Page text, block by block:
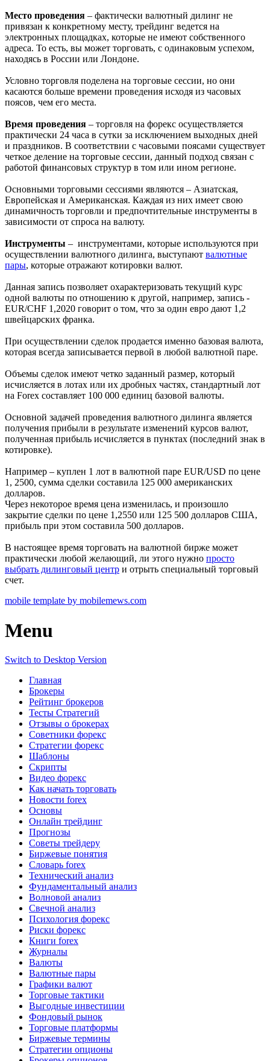
Место проведения – фактически валютный дилинг не
привязан к конкретному месту, трейдинг ведется на
электронных площадках, которые не имеют собственного
адреса. То есть, вы может торговать, с одинаковым успехом,
находясь в России или Лондоне.
Условно торговля поделена на торговые сессии, но они
касаются больше времени проведения исходя из часовых
поясов, чем его места.
Время проведения – торговля на форекс осуществляется
практически 24 часа в сутки за исключением выходных дней
и праздников. В соответствии с часовыми поясами существует
четкое деление на торговые сессии, данный подход связан с
работой финансовых структур в том или ином регионе.
Основными торговыми сессиями являются – Азиатская,
Европейская и Американская. Каждая из них имеет свою
динамичность торговли и предпочтительные инструменты в
зависимости от спроса на валюту.
Инструменты – инструментами, которые используются при
осуществлении валютного дилинга, выступают валютные
пары, которые отражают котировки валют.
Данная запись позволяет охарактеризовать текущий курс
одной валюты по отношению к другой, например, запись -
EUR/CHF 1,2020 говорит о том, что за один евро дают 1,2
швейцарских франка.
При осуществлении сделок продается именно базовая валюта,
которая всегда записывается первой в любой валютной паре.
Объемы сделок имеют четко заданный размер, который
исчисляется в лотах или их дробных частях, стандартный лот
на Forex составляет 100 000 единиц базовой валюты.
Основной задачей проведения валютного дилинга является
получения прибыли в результате изменений курсов валют,
полученная прибыль исчисляется в пунктах (последний знак в
котировке).
Например – куплен 1 лот в валютной паре EUR/USD по цене
1, 2500, сумма сделки составила 125 000 американских
долларов.
Через некоторое время цена изменилась, и произошло
закрытие сделки по цене 1,2550 или 125 500 долларов США,
прибыль при этом составила 500 долларов.
В настоящее время торговать на валютной бирже может
практически любой желающий, ли этого нужно просто
выбрать дилинговый центр и отрыть специальный торговый
счет.
mobile template by mobilemews.com
Menu
Switch to Desktop Version
Главная
Брокеры
Рейтинг брокеров
Тесты Стратегий
Отзывы о брокерах
Советники форекс
Стратегии форекс
Шаблоны
Скрипты
Видео форекс
Как начать торговать
Новости forex
Основы
Онлайн трейдинг
Прогнозы
Советы трейдеру
Биржевые понятия
Словарь forex
Технический анализ
Фундаментальный анализ
Волновой анализ
Свечной анализ
Психология форекс
Риски форекс
Книги forex
Журналы
Валюты
Валютные пары
Графики валют
Торговые тактики
Выгодные инвестиции
Фондовый рынок
Торговые платформы
Биржевые термины
Стратегии опционы